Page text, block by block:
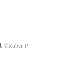
©Ruben P